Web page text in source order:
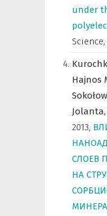
under
Science,
Hajnos
Jolanta,
2013,
СЛОЕВ
НА